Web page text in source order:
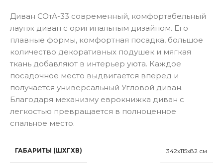
Диван СОтА-33 современный, комфортабельный
лаунж диван с оригинальным дизайном. Его
плавные формы, комфортная посадка, большое
количество декоративных подушек и мягкая
ткань добавляют в интерьер уюта. Каждое
посадочное место выдвигается вперед и
получается универсальный Угловой диван.
Благодаря механизму еврокнижка диван с
легкостью превращается в полноценное
спальное место.
ГАБАРИТЫ (ШХГХВ) 342x115x82 см